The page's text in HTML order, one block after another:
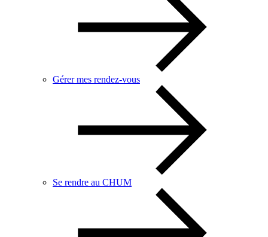
Gérer mes rendez-vous
Se rendre au CHUM